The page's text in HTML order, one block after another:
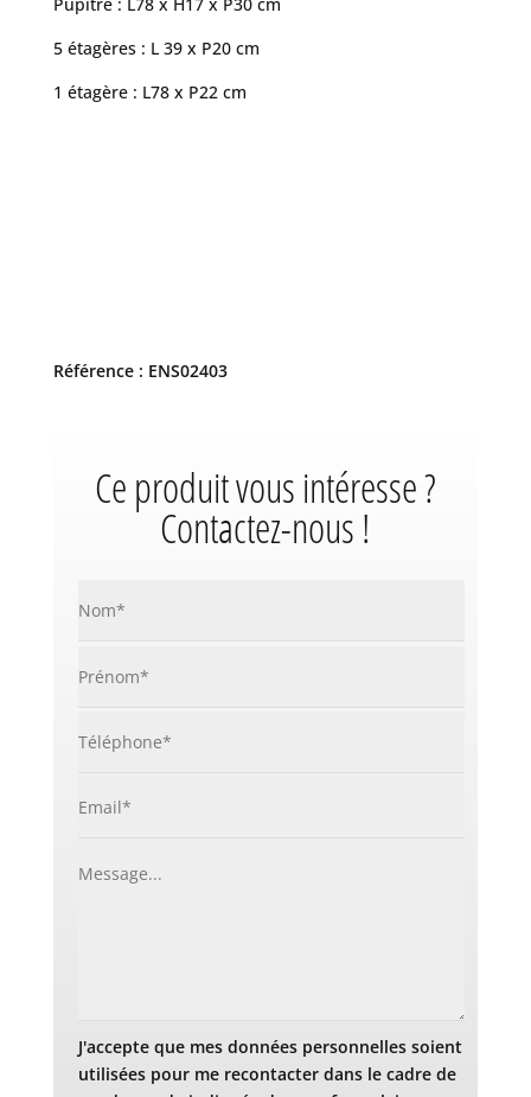
Pupitre : L78 x H17 x P30 cm
5 étagères : L 39 x P20 cm
1 étagère : L78 x P22 cm
Référence : ENS02403
Ce produit vous intéresse ?
Contactez-nous !
J'accepte que mes données personnelles soient
utilisées pour me recontacter dans le cadre de